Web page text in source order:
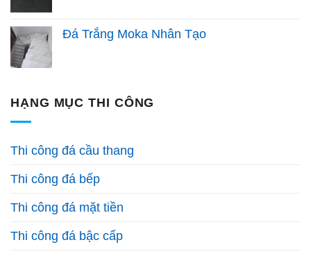
Đá Trắng Moka Nhân Tạo
HẠNG MỤC THI CÔNG
Thi công đá cầu thang
Thi công đá bếp
Thi công đá mặt tiền
Thi công đá bậc cấp